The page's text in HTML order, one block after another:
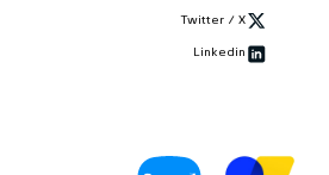
Twitter / X
Linkedin